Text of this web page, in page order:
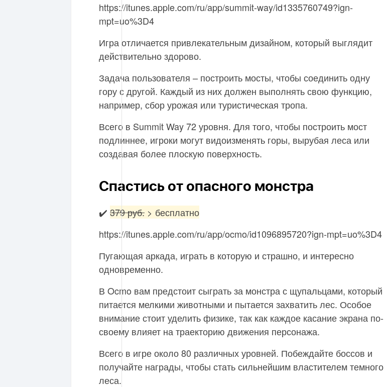
https://itunes.apple.com/ru/app/summit-way/id1335760749?ign-
mpt=uo%3D4
Игра отличается привлекательным дизайном, который выглядит
действительно здорово.
Задача пользователя – построить мосты, чтобы соединить одну
гору с другой. Каждый из них должен выполнять свою функцию,
например, сбор урожая или туристическая тропа.
Всего в Summit Way 72 уровня. Для того, чтобы построить мост
подлиннее, игроки могут видоизменять горы, вырубая леса или
создавая более плоскую поверхность.
Спастись от опасного монстра
✔️ 379 руб. > бесплатно
https://itunes.apple.com/ru/app/ocmo/id1096895720?ign-mpt=uo%3D4
Пугающая аркада, играть в которую и страшно, и интересно
одновременно.
В Ocmo вам предстоит сыграть за монстра с щупальцами, который
питается мелкими животными и пытается захватить лес. Особое
внимание стоит уделить физике, так как каждое касание экрана по-
своему влияет на траекторию движения персонажа.
Всего в игре около 80 различных уровней. Побеждайте боссов и
получайте награды, чтобы стать сильнейшим властителем темного
леса.